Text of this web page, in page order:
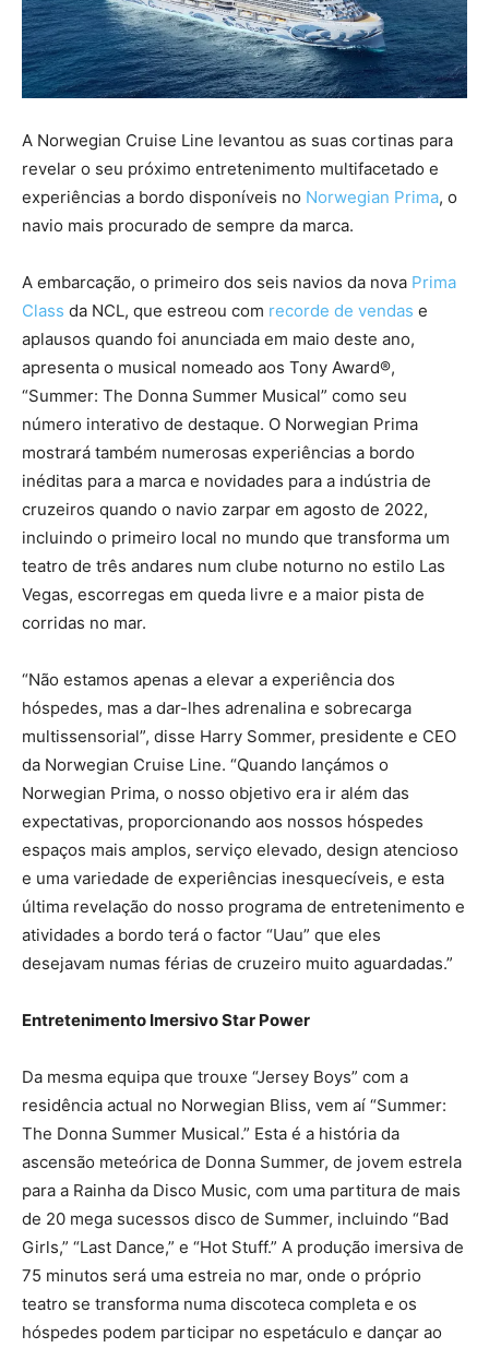
A Norwegian Cruise Line levantou as suas cortinas para
revelar o seu próximo entretenimento multifacetado e
experiências a bordo disponíveis no Norwegian Prima, o
navio mais procurado de sempre da marca.
A embarcação, o primeiro dos seis navios da nova Prima
Class da NCL, que estreou com recorde de vendas e
aplausos quando foi anunciada em maio deste ano,
apresenta o musical nomeado aos Tony Award®,
“Summer: The Donna Summer Musical” como seu
número interativo de destaque. O Norwegian Prima
mostrará também numerosas experiências a bordo
inéditas para a marca e novidades para a indústria de
cruzeiros quando o navio zarpar em agosto de 2022,
incluindo o primeiro local no mundo que transforma um
teatro de três andares num clube noturno no estilo Las
Vegas, escorregas em queda livre e a maior pista de
corridas no mar.
“Não estamos apenas a elevar a experiência dos
hóspedes, mas a dar-lhes adrenalina e sobrecarga
multissensorial”, disse Harry Sommer, presidente e CEO
da Norwegian Cruise Line. “Quando lançámos o
Norwegian Prima, o nosso objetivo era ir além das
expectativas, proporcionando aos nossos hóspedes
espaços mais amplos, serviço elevado, design atencioso
e uma variedade de experiências inesquecíveis, e esta
última revelação do nosso programa de entretenimento e
atividades a bordo terá o factor “Uau” que eles
desejavam numas férias de cruzeiro muito aguardadas.”
Entretenimento Imersivo Star Power
Da mesma equipa que trouxe “Jersey Boys” com a
residência actual no Norwegian Bliss, vem aí “Summer:
The Donna Summer Musical.” Esta é a história da
ascensão meteórica de Donna Summer, de jovem estrela
para a Rainha da Disco Music, com uma partitura de mais
de 20 mega sucessos disco de Summer, incluindo “Bad
Girls,” “Last Dance,” e “Hot Stuff.” A produção imersiva de
75 minutos será uma estreia no mar, onde o próprio
teatro se transforma numa discoteca completa e os
hóspedes podem participar no espetáculo e dançar ao